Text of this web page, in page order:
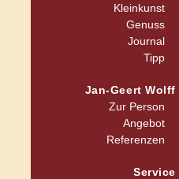
Kleinkunst
Genuss
Journal
Tipp
Jan-Geert Wolff
Zur Person
Angebot
Referenzen
Service